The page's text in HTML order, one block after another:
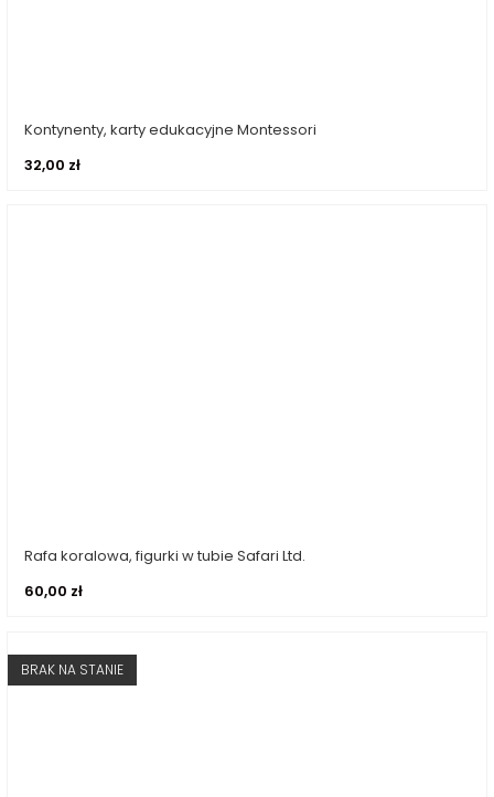
Dodaj do koszyka
Kontynenty, karty edukacyjne Montessori
32,00 zł
Dodaj do koszyka
Rafa koralowa, figurki w tubie Safari Ltd.
60,00 zł
BRAK NA STANIE